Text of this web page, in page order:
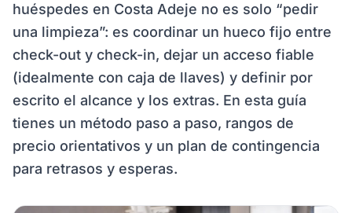
huéspedes en Costa Adeje no es solo “pedir
una limpieza”: es coordinar un hueco fijo entre
check-out y check-in, dejar un acceso fiable
(idealmente con caja de llaves) y definir por
escrito el alcance y los extras. En esta guía
tienes un método paso a paso, rangos de
precio orientativos y un plan de contingencia
para retrasos y esperas.